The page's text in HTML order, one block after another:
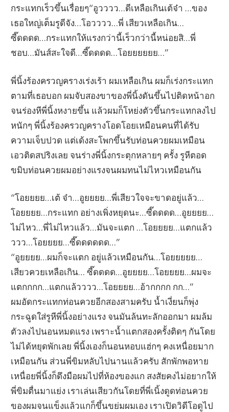
กระแทกเร็วขึ้นเรื่อยๆ“อูวววว…ดีเหลือเกินเต้จ๋า …ของ
เธอใหญ่เต็มรูดีจัง…โอวววว…พี่ เสียวเหลือเกิน…
ซี๊ดดดด…กระแทกให้แรงกว่านี้เร็วกว่านี้หน่อยสิ…พี่
ชอบ…มันส์สะใจดี…ซี๊ดดดด…โอยยยยยย…”
พี่นิ้งร้องครวญครางเร่งเร้า ผมเหลือเกิน ผมก็เร่งกระแทก
ตามที่เธอบอก ผมจับสองขาของพี่นิ้งดันขึ้นไปติดหน้าอก
จนร่องหีพี่นิ้งหงายขึ้น แล้วผมก็โหย่งตัวขึ้นกระแทกลงไป
หนักๆ พี่นิ้งร้องครวญครางโอดโอยเหมือนคนที่ได้รับ
ความเจ็บปวด แต่เด้งสะโพกขึ้นรับท่อนควยผมเหมือน
เอวติดสปริงเลย จนร่างพี่นิ้งกระตุกหลายๆ ครั้ง รูหีตอด
ขมิบท่อนควยผมอย่างแรงจนผมทนไม่ไหวเหมือนกัน
“โอยยยย…เต้ จ๋า…อูยยยย…พี่เสียวใจจะขาดอยู่แล้ว…
โอยยยย…กระแทก อย่างเพิ่งหยุดนะ…ซี๊ดดดด…อูยยยย…
ไม่ไหว…พี่ไม่ไหวแล้ว…มันจะแตก …โอยยยย…แตกแล้ว
ววว…โอยยยย…ซี๊ดดดดดด…”
“อูยยยย…ผมก็จะแตก อยู่แล้วเหมือนกัน…โอยยยยย…
เสียวควยเหลือเกิน… ซี๊ดดดด…อูยยยย…โอยยยย…ผมจะ
แตกกกก…แตกแล้วววว…โอยยยย…อ้ากกกก กก…”
ผมอัดกระแทกท่อนควยอีกสองสามครับ น้ำเงี่ยนก็พุ่ง
กระฉูดใส่รูหีพี่นิ้งอย่างแรง จนมันล้นทะลักออกมา ผมล้ม
ตัวลงไปนอนหมดแรง เพราะน้ำแตกสองครั้งติดๆ กันโดย
ไม่ได้หยุดพักเลย พี่นิ้งเองก็นอนหอบแฮ่กๆ คงเหนื่อยมาก
เหมือนกัน ส่วนพี่ขิมหลับไปนานแล้วครับ สักพักพอหาย
เหนื่อยพี่นิ้งก็ดึงมือผมไปที่ห้องของแก สงสัยคงไม่อยากให้
พี่ขิมตื่นมาแย่ง เราเล่นเสียวกันโดยที่พี่เนิ้งดูดท่อนควย
ของผมจนแข็งแล้วแกก็ขึ้นขย่มผมเอง เราเปิดวิดีโอดูไป